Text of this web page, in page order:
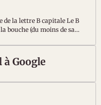
la lettre B capitale Le B
bouche (du moins de sa
bock, bol, babil,
baiser, bisou,
à Google